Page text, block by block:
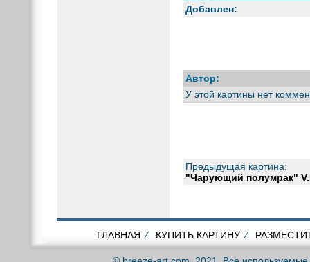
Добавлен:
Автор:
У этой картины нет
Предыдущая картина:
"Чарующий полумрак"
ГЛАВНАЯ ⁄ КУПИТЬ КАРТИНУ ⁄